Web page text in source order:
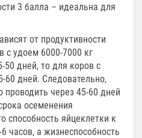
3 балла – идеальна для
от продуктивности
с удоем 6000-7000 кг
50 дней, то для коров с
60 дней. Следовательно,
через 45-60 дней
осеменения
способность яйцеклетки к
часов, а жизнеспособность